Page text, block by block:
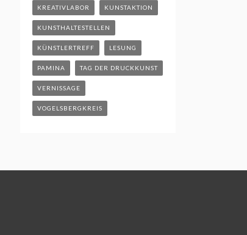
KREATIVLABOR KUNSTAKTION
KUNSTHALTESTELLEN
KÜNSTLERTREFF LESUNG
PAMINA TAG DER DRUCKKUNST
VERNISSAGE
VOGELSBERGKREIS